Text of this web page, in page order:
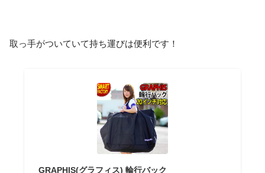
取っ手がついていて持ち運びは便利です！
GRAPHIS(グラフィス) 輪行バック